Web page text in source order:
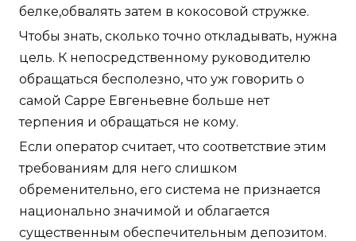
белке,обвалять затем в кокосовой стружке.
Чтобы знать, сколько точно откладывать, нужна
цель. К непосредственному руководителю
обращаться бесполезно, что уж говорить о
самой Сарре Евгеньевне больше нет
терпения и обращаться не кому.
Если оператор считает, что соответствие этим
требованиям для него слишком
обременительно, его система не признается
национально значимой и облагается
существенным обеспечительным депозитом.